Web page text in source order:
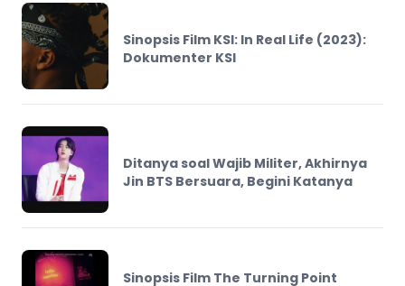
Sinopsis Film KSI: In Real Life (2023):
Dokumenter KSI
Ditanya soal Wajib Militer, Akhirnya
Jin BTS Bersuara, Begini Katanya
Sinopsis Film The Turning Point